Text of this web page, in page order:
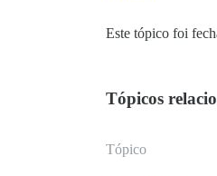
Este tópico foi
Tópicos
Tópico